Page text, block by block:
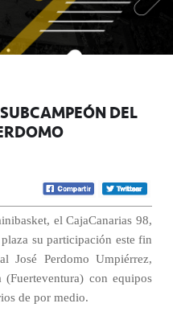
DEL
el CajaCanarias 98,
su participación este fin
José Perdomo Umpiérrez,
con equipos
de por medio.